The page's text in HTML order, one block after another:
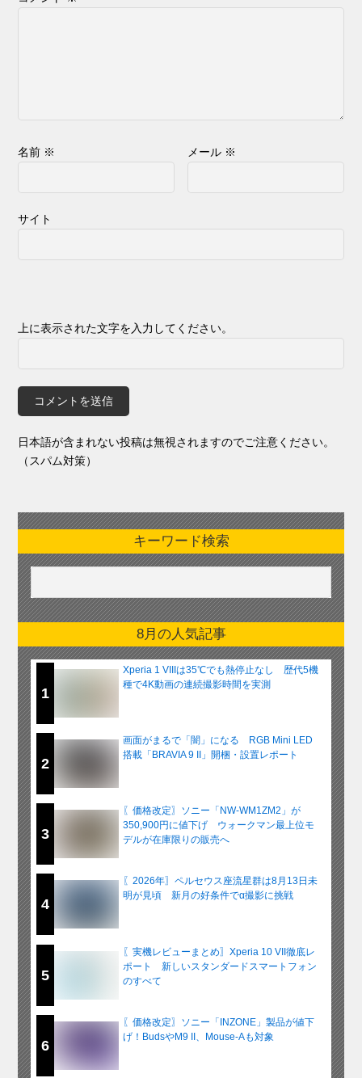
名前 ※ メール ※
サイト
上に表示された文字を入力してください。
日本語が含まれない投稿は無視されますのでご注意ください。
（スパム対策）
キーワード検索
8月の人気記事
1
Xperia 1 VIIIは35℃でも熱停止なし 歴代5機
種で4K動画の連続撮影時間を実測
2
画面がまるで「闇」になる RGB Mini LED
搭載「BRAVIA 9 II」開梱・設置レポート
3
〖価格改定〗ソニー「NW-WM1ZM2」が
350,900円に値下げ ウォークマン最上位モ
デルが在庫限りの販売へ
4
〖2026年〗ペルセウス座流星群は8月13日未
明が見頃 新月の好条件でα撮影に挑戦
5
〖実機レビューまとめ〗Xperia 10 VII徹底レ
ポート 新しいスタンダードスマートフォン
のすべて
6
〖価格改定〗ソニー「INZONE」製品が値下
げ！BudsやM9 II、Mouse-Aも対象